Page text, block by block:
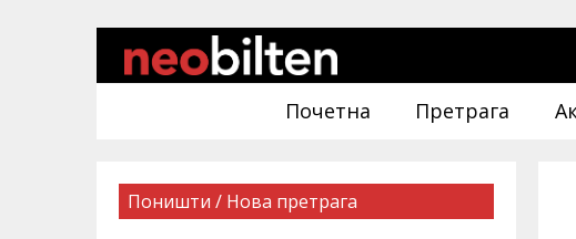
Почетна Претрага
Поништи / Нова претрага